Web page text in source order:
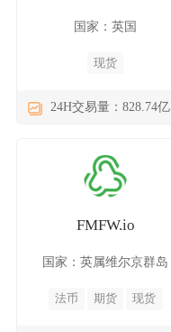
国家：英国
现货
24H交易量：828.74亿
FMFW.io
国家：英属维尔京群岛
法币 期货 现货